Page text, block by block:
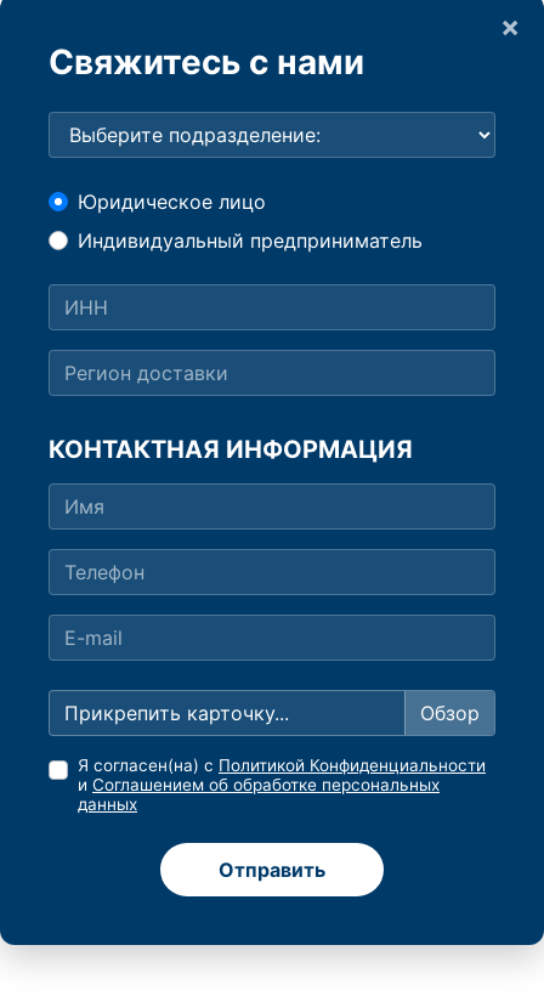
×
Свяжитесь с нами
Юридическое лицо
Индивидуальный предприниматель
КОНТАКТНАЯ ИНФОРМАЦИЯ
Прикрепить карточку...
Я согласен(на) с Политикой Конфиденциальности
и Соглашением об обработке персональных
данных
Отправить